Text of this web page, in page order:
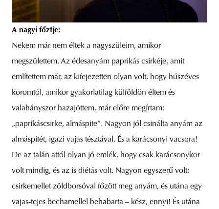
A nagyi főztje:
Nekem már nem éltek a nagyszüleim, amikor
megszülettem. Az édesanyám paprikás csirkéje, amit
említettem már, az kifejezetten olyan volt, hogy húszéves
koromtól, amikor gyakorlatilag külföldön éltem és
valahányszor hazajöttem, már előre megírtam:
„paprikáscsirke, almáspite”. Nagyon jól csinálta anyám az
almáspitét, igazi vajas tésztával. És a karácsonyi vacsora!
De az talán attól olyan jó emlék, hogy csak karácsonykor
volt mindig, és az is diétás volt. Nagyon egyszerű volt:
csirkemellet zöldborsóval főzött meg anyám, és utána egy
vajas-tejes bechamellel behabarta – kész, ennyi! És utána